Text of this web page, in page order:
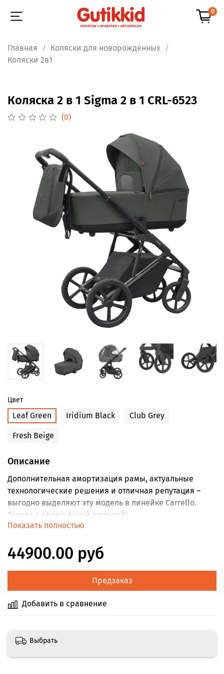
0
Главная
Коляски для новорожденных
Коляски 2в1
Коляска 2 в 1 Sigma 2 в 1 CRL-6523
(0)
Добавить в сравнение
Цвет
Leaf Green Iridium Black Club Grey
Fresh Beige
Описание
Дополнительная амортизация рамы, актуальные
технологические решения и отличная репутация –
выгодно выделяют эту модель в линейке Carrello.
Теперь с облегчённой люлькой!
Наружный текстиль всех модулей коляски
ультрафиолета (UPF-50).
Внутренняя обивка и матрасик выполнены из
гипоаллергенного текстиля.
регулировать интенсивность поступления
Показать полностью
44900.00 руб
Предзаказ
Выбрать